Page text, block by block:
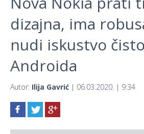
dizajna, ima
nudi iskustvo
Androida
Autor: Ilija Gavrić | 06.03.2020. | 9:34